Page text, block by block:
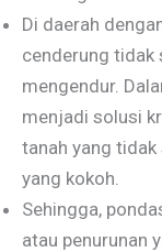
Di daerah
cenderung tidak
mengendur.
menjadi solusi
tanah yang
yang kokoh.
Sehingga,
atau penurunan